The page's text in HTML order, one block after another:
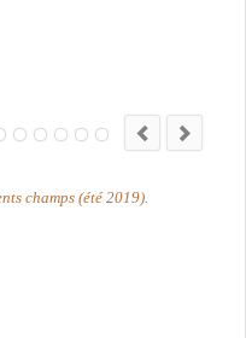
champs (été 2019).